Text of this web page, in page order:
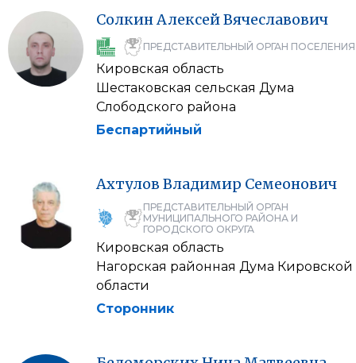
СолкинАлексейВячеславович
ПРЕДСТАВИТЕЛЬНЫЙ ОРГАН ПОСЕЛЕНИЯ
Кировская область
Шестаковская сельская Дума
Слободского района
Беспартийный
Ахтулов Владимир Семеонович
ПРЕДСТАВИТЕЛЬНЫЙ ОРГАН
МУНИЦИПАЛЬНОГО РАЙОНА И
ГОРОДСКОГО ОКРУГА
Кировская область
Нагорская районная Дума Кировской
области
Сторонник